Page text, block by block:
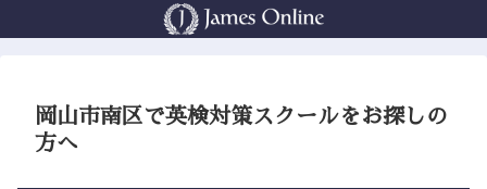
岡山市南区で英検対策スクールをお探しの
方へ